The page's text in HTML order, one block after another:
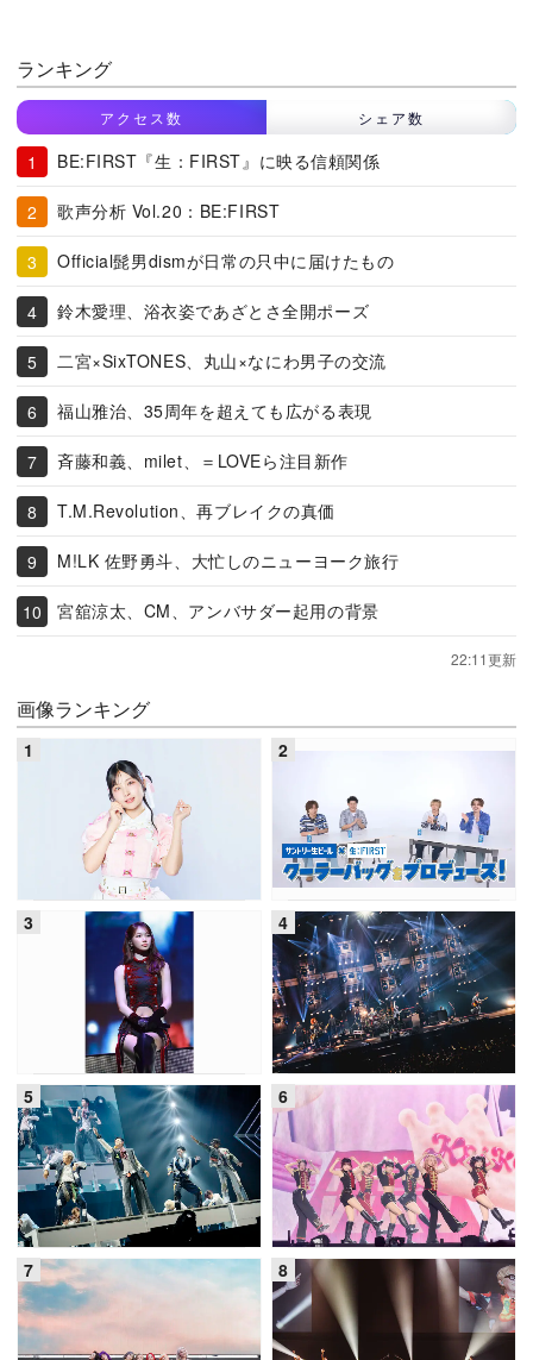
ランキング
アクセス数 シェア数
BE:FIRST『生：FIRST』に映る信頼関係
歌声分析 Vol.20：BE:FIRST
Official髭男dismが日常の只中に届けたもの
鈴木愛理、浴衣姿であざとさ全開ポーズ
二宮×SixTONES、丸山×なにわ男子の交流
福山雅治、35周年を超えても広がる表現
斉藤和義、milet、＝LOVEら注目新作
T.M.Revolution、再ブレイクの真価
M!LK 佐野勇斗、大忙しのニューヨーク旅行
宮舘涼太、CM、アンバサダー起用の背景
22:11更新
画像ランキング